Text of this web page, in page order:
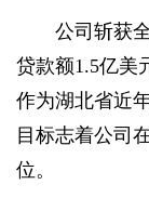
公司斩获
贷款额1.5亿美
作为湖北省近
目标志着公司
位。